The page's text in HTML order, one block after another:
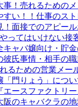
！売れるための
い！！仕事のス
面接でのアピール
ってはいけない接
ャバ嬢向け・貯
彼氏事情・相手の職
るための営業メー
門りょう」につい
ースファクトリー
のキャバクラの